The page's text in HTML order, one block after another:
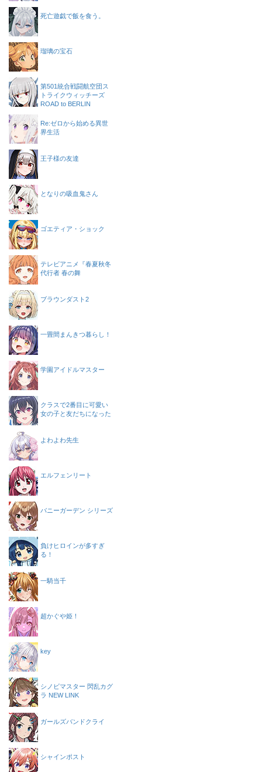
死亡遊戯で飯を食う。
瑠璃の宝石
第501統合戦闘航空団ス
トライクウィッチーズ
ROAD to BERLIN
Re:ゼロから始める異世
界生活
王子様の友達
となりの吸血鬼さん
ゴエティア・ショック
テレビアニメ『春夏秋冬
代行者 春の舞
ブラウンダスト2
一畳間まんきつ暮らし！
学園アイドルマスター
クラスで2番目に可愛い
女の子と友だちになった
よわよわ先生
エルフェンリート
バニーガーデン シリーズ
負けヒロインが多すぎ
る！
一騎当千
超かぐや姫！
key
シノビマスター 閃乱カグ
ラ NEW LINK
ガールズバンドクライ
シャインポスト